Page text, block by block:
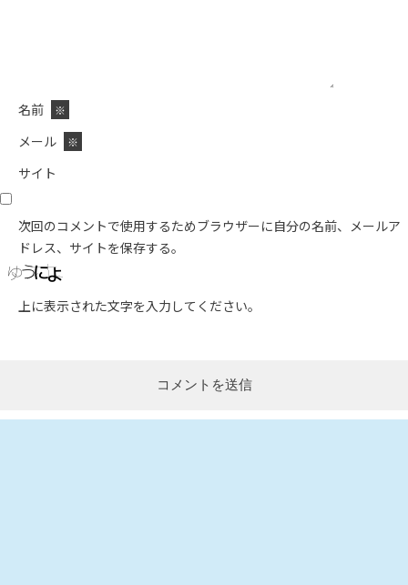
名前 ※
メール ※
サイト
次回のコメントで使用するためブラウザーに自分の名前、メールア
ドレス、サイトを保存する。
上に表示された文字を入力してください。